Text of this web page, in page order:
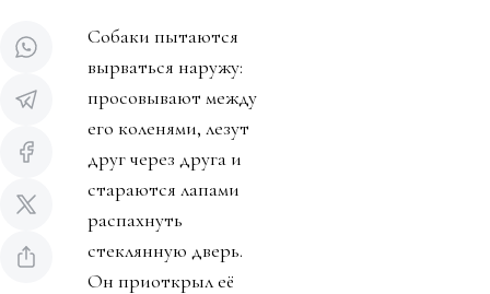
Собаки пытаются
вырваться наружу:
просовывают между
его коленями, лезут
друг через друга и
стараются лапами
распахнуть
стеклянную дверь.
Он приоткрыл её